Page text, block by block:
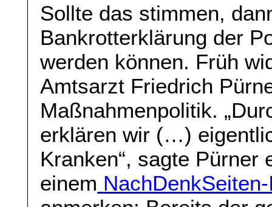
Sollte das stimmen,
Bankrotterklärung der
werden können. Früh
Amtsarzt Friedrich
Maßnahmenpolitik.
erklären wir (…)
Kranken“, sagte Pürner
einem